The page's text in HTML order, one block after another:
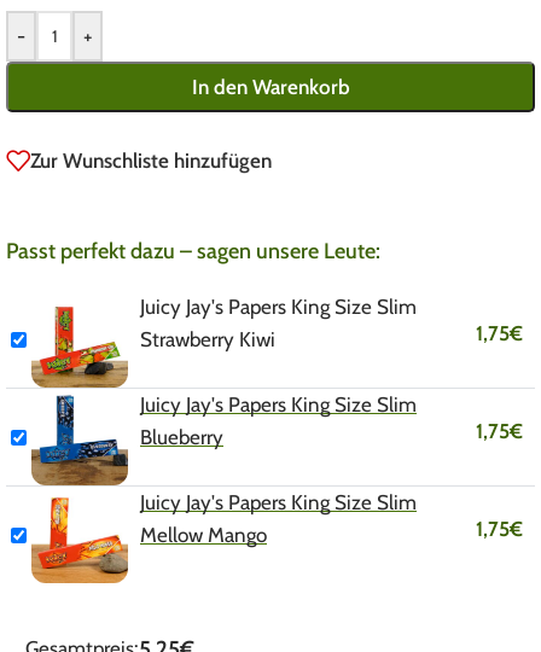
- +
In den Warenkorb
Zur Wunschliste hinzufügen
Passt perfekt dazu – sagen unsere Leute:
Juicy Jay's Papers King Size Slim
Strawberry Kiwi
1,75€
Juicy Jay's Papers King Size Slim
Blueberry
1,75€
Juicy Jay's Papers King Size Slim
Mellow Mango
1,75€